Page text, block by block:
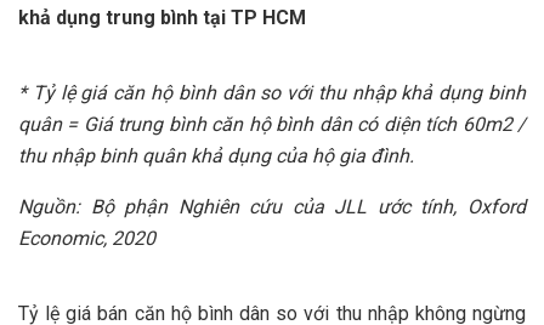
khả dụng trung bình tại TP HCM
* Tỷ lệ giá căn hộ bình dân so với thu nhập khả dụng binh
quân = Giá trung bình căn hộ bình dân có diện tích 60m2 /
thu nhập binh quân khả dụng của hộ gia đình.
Nguồn: Bộ phận Nghiên cứu của JLL ước tính, Oxford
Economic, 2020
Tỷ lệ giá bán căn hộ bình dân so với thu nhập không ngừng